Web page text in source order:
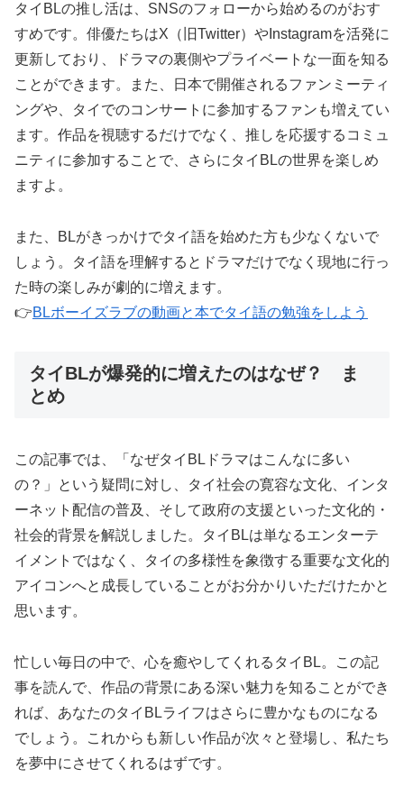
タイBLの推し活は、SNSのフォローから始めるのがおす
すめです。俳優たちはX（旧Twitter）やInstagramを活発に
更新しており、ドラマの裏側やプライベートな一面を知る
ことができます。また、日本で開催されるファンミーティ
ングや、タイでのコンサートに参加するファンも増えてい
ます。作品を視聴するだけでなく、推しを応援するコミュ
ニティに参加することで、さらにタイBLの世界を楽しめ
ますよ。
また、BLがきっかけでタイ語を始めた方も少なくないで
しょう。タイ語を理解するとドラマだけでなく現地に行っ
た時の楽しみが劇的に増えます。
👉BLボーイズラブの動画と本でタイ語の勉強をしよう
タイBLが爆発的に増えたのはなぜ？ ま
とめ
この記事では、「なぜタイBLドラマはこんなに多い
の？」という疑問に対し、タイ社会の寛容な文化、インタ
ーネット配信の普及、そして政府の支援といった文化的・
社会的背景を解説しました。タイBLは単なるエンターテ
イメントではなく、タイの多様性を象徴する重要な文化的
アイコンへと成長していることがお分かりいただけたかと
思います。
忙しい毎日の中で、心を癒やしてくれるタイBL。この記
事を読んで、作品の背景にある深い魅力を知ることができ
れば、あなたのタイBLライフはさらに豊かなものになる
でしょう。これからも新しい作品が次々と登場し、私たち
を夢中にさせてくれるはずです。